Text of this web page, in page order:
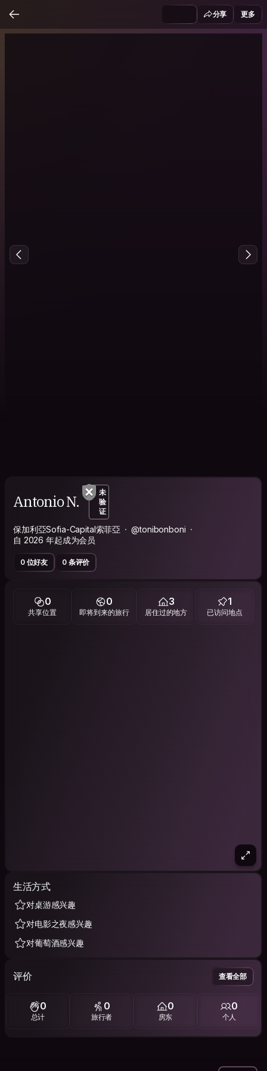
分享 更多
Antonio N.
未
验
证
保加利亞Sofia-Capital索菲亞
@tonibonboni
自 2026 年起成为会员
0 位好友 0 条评价
0
共享位置
0
即将到来的旅行
3
居住过的地方
1
已访问地点
生活方式
对桌游感兴趣
对电影之夜感兴趣
对葡萄酒感兴趣
评价 查看全部
0
总计
0
旅行者
0
房东
0
个人